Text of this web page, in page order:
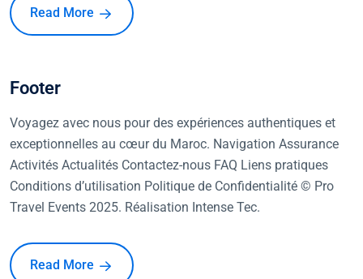
Read More
Footer
Voyagez avec nous pour des expériences authentiques et
exceptionnelles au cœur du Maroc. Navigation Assurance
Activités Actualités Contactez-nous FAQ Liens pratiques
Conditions d’utilisation Politique de Confidentialité © Pro
Travel Events 2025. Réalisation Intense Tec.
Read More